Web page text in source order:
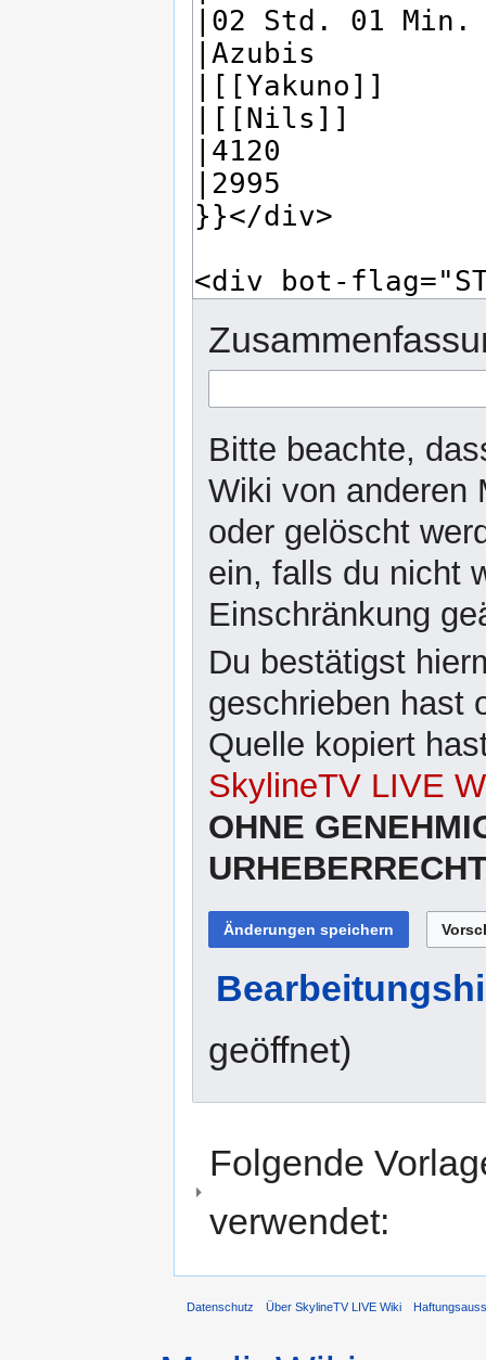
Bitte beachte,
Wiki von anderen
oder gelöscht
ein, falls du nicht
Einschränkung
Du bestätigst
geschrieben hast
Quelle kopiert
SkylineTV LIVE
OHNE
geöffnet)
Folgende
verwendet:
Datenschutz Über SkylineTV LIVE Wiki